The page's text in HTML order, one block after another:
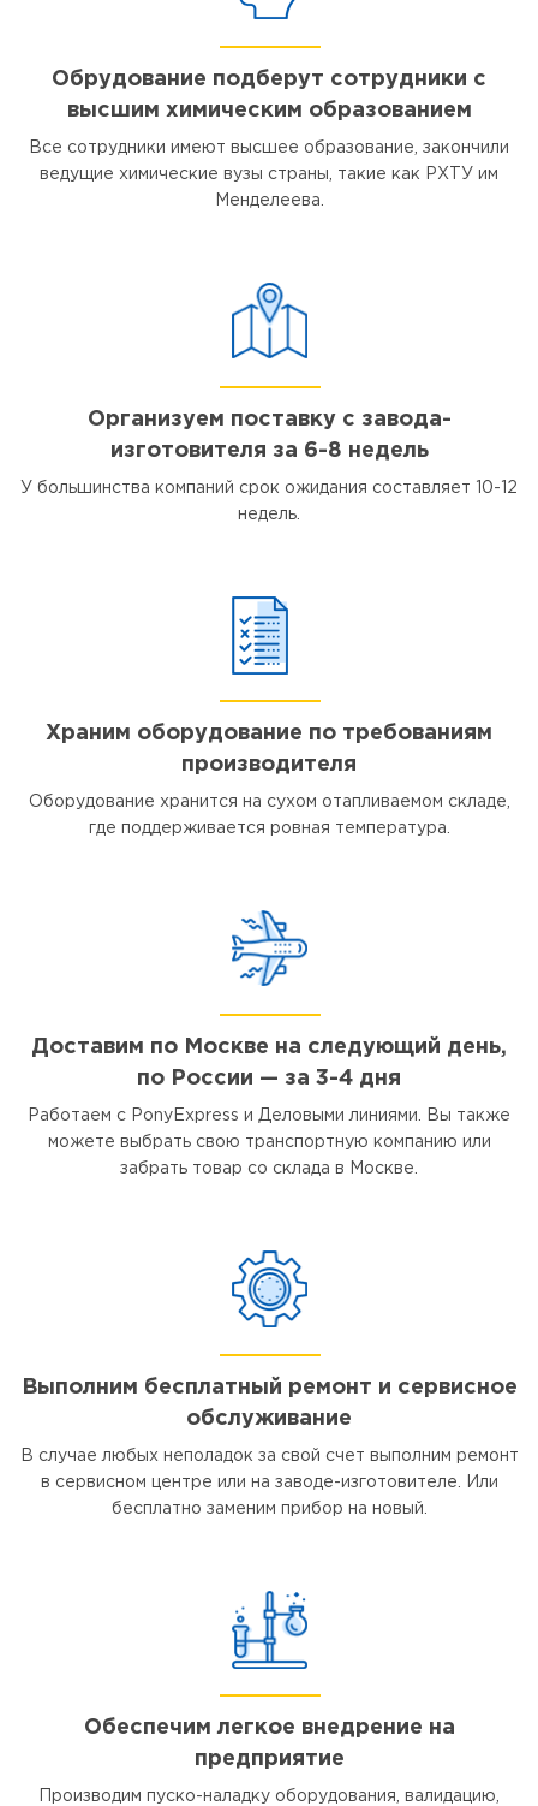
Обрудование подберут сотрудники с
высшим химическим образованием
Все сотрудники имеют высшее образование, закончили
ведущие химические вузы страны, такие как РХТУ им
Менделеева.
Организуем поставку с завода-
изготовителя за 6-8 недель
У большинства компаний срок ожидания составляет 10-12
недель.
Храним оборудование по требованиям
производителя
Оборудование хранится на сухом отапливаемом складе,
где поддерживается ровная температура.
Доставим по Москве на следующий день,
по России — за 3-4 дня
Работаем с PonyExpress и Деловыми линиями. Вы также
можете выбрать свою транспортную компанию или
забрать товар со склада в Москве.
Выполним бесплатный ремонт и сервисное
обслуживание
В случае любых неполадок за свой счет выполним ремонт
в сервисном центре или на заводе-изготовителе. Или
бесплатно заменим прибор на новый.
Обеспечим легкое внедрение на
предприятие
Производим пуско-наладку оборудования, валидацию,